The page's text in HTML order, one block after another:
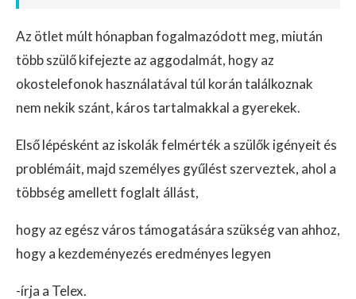
Az ötlet múlt hónapban fogalmazódott meg, miután
több szülő kifejezte az aggodalmát, hogy az
okostelefonok használatával túl korán találkoznak
nem nekik szánt, káros tartalmakkal a gyerekek.
Első lépésként az iskolák felmérték a szülők igényeit és
problémáit, majd személyes gyűlést szerveztek, ahol a
többség amellett foglalt állást,
hogy az egész város támogatására szükség van ahhoz,
hogy a kezdeményezés eredményes legyen
-írja a Telex.